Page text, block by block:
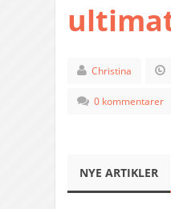
Christina
0 kommentarer
NYE ARTIKLER